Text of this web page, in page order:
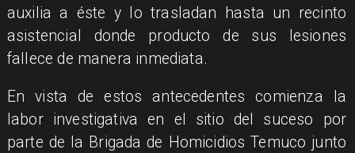
auxilia a éste y lo trasladan hasta un recinto
asistencial donde producto de sus lesiones
fallece de manera inmediata.
​En vista de estos antecedentes comienza la
labor investigativa en el sitio del suceso por
parte de la Brigada de Homicidios Temuco junto